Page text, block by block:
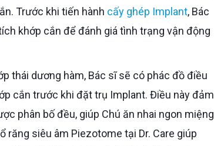
Trước khi tiến hành cấy ghép Implant, Bác
khớp cắn để đánh giá tình trạng vận động
cắn trước khi đặt trụ Implant. Điều này đảm
phân bố đều, giúp Chú ăn nhai ngon miệng
răng siêu âm Piezotome tại Dr. Care giúp